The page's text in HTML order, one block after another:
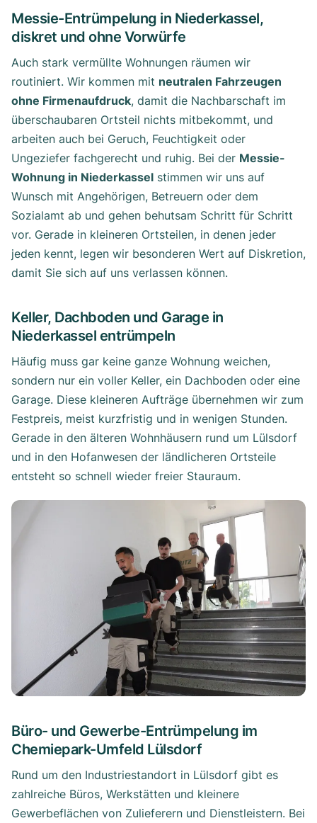
Messie-Entrümpelung in Niederkassel,
diskret und ohne Vorwürfe
Auch stark vermüllte Wohnungen räumen wir
routiniert. Wir kommen mit neutralen Fahrzeugen
ohne Firmenaufdruck, damit die Nachbarschaft im
überschaubaren Ortsteil nichts mitbekommt, und
arbeiten auch bei Geruch, Feuchtigkeit oder
Ungeziefer fachgerecht und ruhig. Bei der Messie-
Wohnung in Niederkassel stimmen wir uns auf
Wunsch mit Angehörigen, Betreuern oder dem
Sozialamt ab und gehen behutsam Schritt für Schritt
vor. Gerade in kleineren Ortsteilen, in denen jeder
jeden kennt, legen wir besonderen Wert auf Diskretion,
damit Sie sich auf uns verlassen können.
Keller, Dachboden und Garage in
Niederkassel entrümpeln
Häufig muss gar keine ganze Wohnung weichen,
sondern nur ein voller Keller, ein Dachboden oder eine
Garage. Diese kleineren Aufträge übernehmen wir zum
Festpreis, meist kurzfristig und in wenigen Stunden.
Gerade in den älteren Wohnhäusern rund um Lülsdorf
und in den Hofanwesen der ländlicheren Ortsteile
entsteht so schnell wieder freier Stauraum.
Büro- und Gewerbe-Entrümpelung im
Chemiepark-Umfeld Lülsdorf
Rund um den Industriestandort in Lülsdorf gibt es
zahlreiche Büros, Werkstätten und kleinere
Gewerbeflächen von Zulieferern und Dienstleistern. Bei